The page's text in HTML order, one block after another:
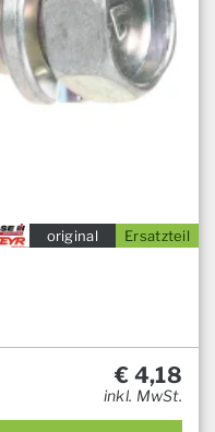
Ersatzteil
original
€ 4,18
inkl. MwSt.